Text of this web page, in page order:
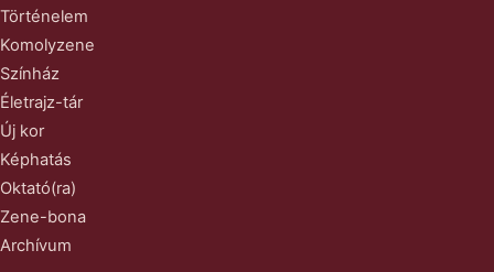
Történelem
Komolyzene
Színház
Életrajz-tár
Új kor
Képhatás
Oktató(ra)
Zene-bona
Archívum